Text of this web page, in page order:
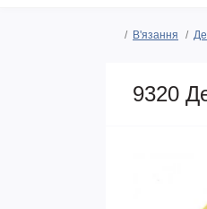
В'язання
9320